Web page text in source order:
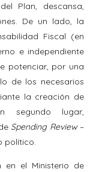
Plan, descansa,
De un lado, la
Fiscal (en
e independiente
potenciar, por una
de los necesarios
la creación de
segundo lugar,
Spending Review–
político.
el Ministerio de